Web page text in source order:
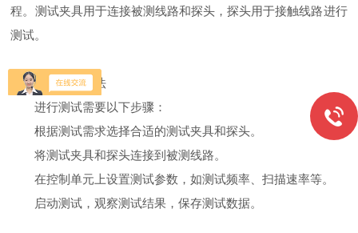
程。测试夹具用于连接被测线路和探头，探头用于接触线路进行
测试。
三、使用方法
进行测试需要以下步骤：
根据测试需求选择合适的测试夹具和探头。
将测试夹具和探头连接到被测线路。
在控制单元上设置测试参数，如测试频率、扫描速率等。
启动测试，观察测试结果，保存测试数据。